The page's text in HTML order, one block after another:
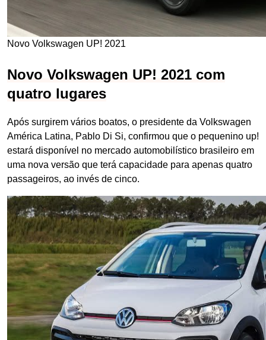
Novo Volkswagen UP! 2021
Novo Volkswagen UP! 2021 com
quatro lugares
Após surgirem vários boatos, o presidente da Volkswagen
América Latina, Pablo Di Si, confirmou que o pequenino up!
estará disponível no mercado automobilístico brasileiro em
uma nova versão que terá capacidade para apenas quatro
passageiros, ao invés de cinco.